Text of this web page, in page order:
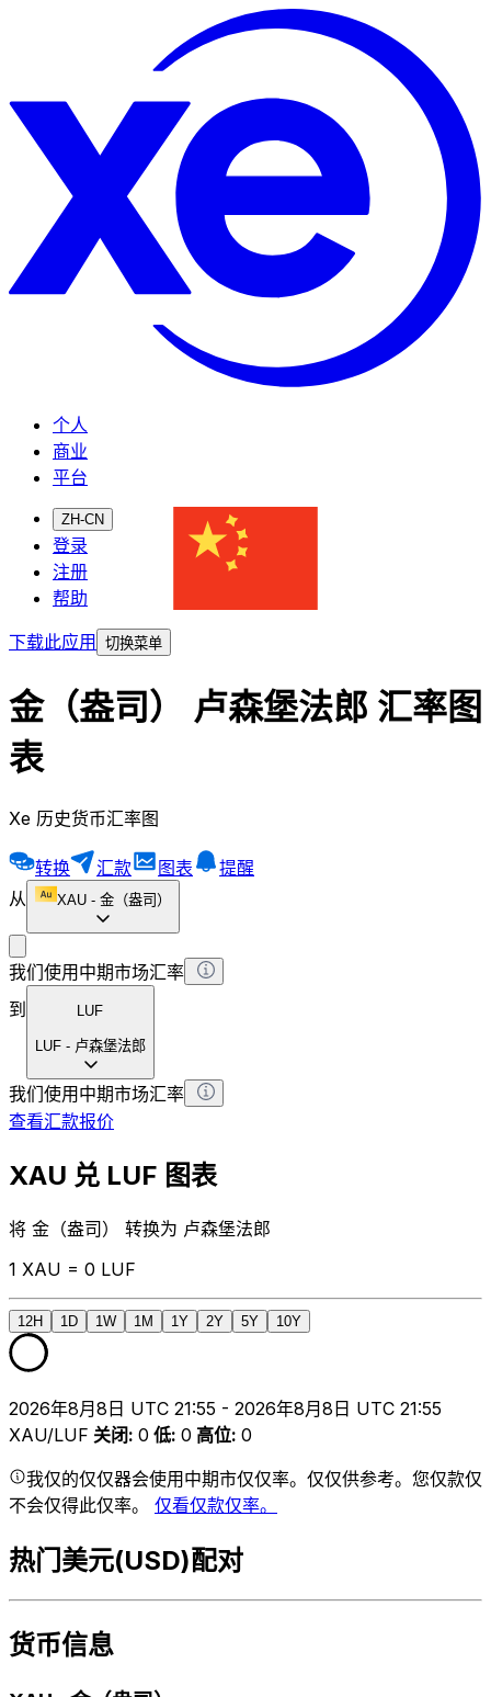
个人
商业
平台
ZH-CN
登录
注册
帮助
下载此应用
切换菜单
金（盎司） 卢森堡法郎 汇率图
表
Xe 历史货币汇率图
转换 汇款 图表
提醒
从
XAU - 金（盎司）
我们使用中期市场汇率
到
LUF
LUF - 卢森堡法郎
我们使用中期市场汇率
查看汇款报价
XAU 兑 LUF 图表
将 金（盎司） 转换为 卢森堡法郎
1 XAU = 0 LUF
12H 1D 1W 1M 1Y 2Y 5Y 10Y
2026年8月8日 UTC 21:55 - 2026年8月8日 UTC 21:55
XAU/LUF 关闭: 0 低: 0 高位: 0
我仅的仅仅器会使用中期市仅仅率。仅仅供参考。您仅款仅
不会仅得此仅率。 仅看仅款仅率。
热门美元(USD)配对
货币信息